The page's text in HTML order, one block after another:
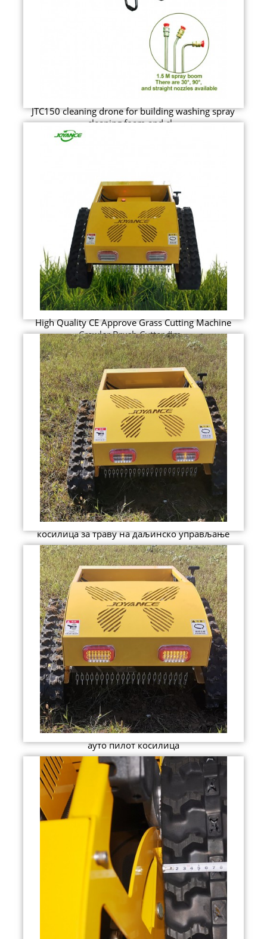
JTC150 cleaning drone for building washing spray
cleaning foam and cl...
High Quality CE Approve Grass Cutting Machine
Crawler Brush Cutter #m...
косилица за траву на даљинско управљање
ауто пилот косилица